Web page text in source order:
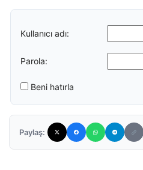
Kullanıcı adı:
Parola:
Beni hatırla
Paylaş: